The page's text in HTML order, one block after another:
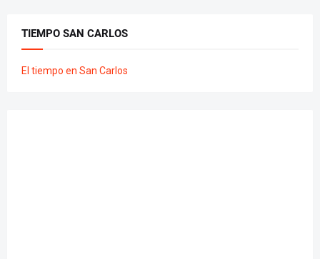
TIEMPO SAN CARLOS
El tiempo en San Carlos